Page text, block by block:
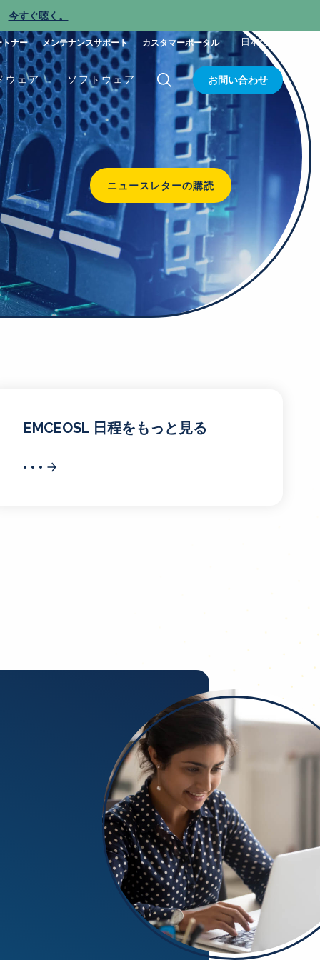
今すぐ聴く。
トナー メンテナンスサポート カスタマーポータル 日本語
ウェア ソフトウェア お問い合わせ
ニュースレターの購読
EMCEOSL 日程をもっと見る